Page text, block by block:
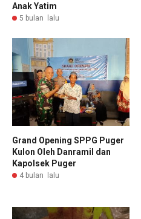
Anak Yatim
5 bulan lalu
Grand Opening SPPG Puger
Kulon Oleh Danramil dan
Kapolsek Puger
4 bulan lalu